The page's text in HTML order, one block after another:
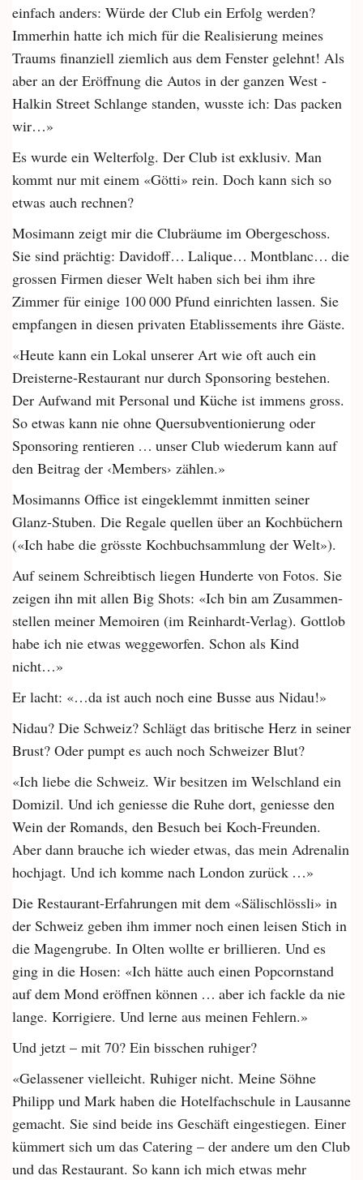
einfach anders: Würde der Club ein Erfolg werden?
Immerhin hatte ich mich für die Realisierung meines
Traums finanziell ziemlich aus dem Fenster gelehnt! Als
aber an der Eröffnung die Autos in der ganzen West ­
Halkin Street Schlange standen, wusste ich: Das packen
wir…»
Es wurde ein Welterfolg. Der Club ist exklusiv. Man
kommt nur mit einem «Götti» rein. Doch kann sich so
etwas auch rechnen?
Mosimann zeigt mir die Clubräume im Obergeschoss.
Sie sind prächtig: Davidoff… Lalique… Montblanc… die
grossen Firmen dieser Welt haben sich bei ihm ihre
Zimmer für einige 100 000 Pfund einrichten lassen. Sie
empfangen in diesen privaten Etablissements ihre Gäste.
«Heute kann ein Lokal unserer Art wie oft auch ein
Dreisterne-Restaurant nur durch Sponsoring bestehen.
Der Aufwand mit Personal und Küche ist immens gross.
So etwas kann nie ohne Quersubventionierung oder
Sponsoring rentieren … unser Club wiederum kann auf
den Beitrag der ‹Members› zählen.»
Mosimanns Office ist eingeklemmt inmitten seiner
Glanz-Stuben. Die Regale quellen über an Kochbüchern
(«Ich habe die grösste Kochbuchsammlung der Welt»).
Auf seinem Schreibtisch liegen Hunderte von Fotos. Sie
zeigen ihn mit allen Big Shots: «Ich bin am Zusammen­
stellen meiner Memoiren (im Reinhardt-Verlag). Gottlob
habe ich nie etwas weggeworfen. Schon als Kind
nicht…»
Er lacht: «…da ist auch noch eine Busse aus Nidau!»
Nidau? Die Schweiz? Schlägt das britische Herz in seiner
Brust? Oder pumpt es auch noch Schweizer Blut?
«Ich liebe die Schweiz. Wir besitzen im Welschland ein
Domizil. Und ich geniesse die Ruhe dort, geniesse den
Wein der Romands, den Besuch bei Koch-Freunden.
Aber dann brauche ich wieder etwas, das mein Adrenalin
hochjagt. Und ich komme nach London zurück …»
Die Restaurant-Erfahrungen mit dem «Sälischlössli» in
der Schweiz geben ihm immer noch einen leisen Stich in
die Magengrube. In Olten wollte er brillieren. Und es
ging in die Hosen: «Ich hätte auch einen Popcornstand
auf dem Mond eröffnen können … aber ich fackle da nie
lange. ­Korrigiere. Und lerne aus meinen ­Fehlern.»
Und jetzt – mit 70? Ein bisschen ruhiger?
«Gelassener vielleicht. Ruhiger nicht. Meine Söhne
Philipp und Mark haben die Hotelfachschule in Lausanne
gemacht. Sie sind beide ins Geschäft eingestiegen. Einer
kümmert sich um das Catering – der andere um den Club
und das Restaurant. So kann ich mich etwas mehr